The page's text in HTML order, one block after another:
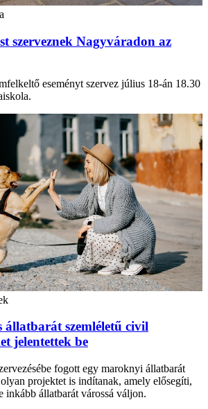
szerveznek Nagyváradon az
eseményt szervez július 18-án 18.30
állatbarát szemléletű civil
jelentettek be
fogott egy maroknyi állatbarát
projektet is indítanak, amely elősegíti,
inkább állatbarát várossá váljon.